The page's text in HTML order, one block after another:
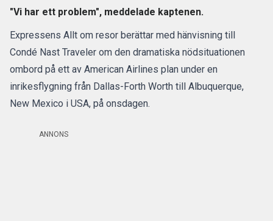
"Vi har ett problem", meddelade kaptenen.
Expressens Allt om resor berättar med hänvisning till
Condé Nast Traveler om den dramatiska nödsituationen
ombord på ett av American Airlines plan under en
inrikesflygning från Dallas-Forth Worth till Albuquerque,
New Mexico i USA, på onsdagen.
ANNONS